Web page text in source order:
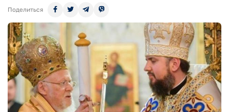
Поделиться